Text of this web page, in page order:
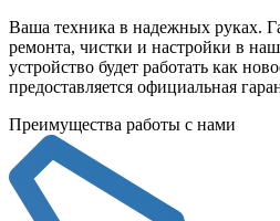
Ваша техника в надежных руках.
ремонта, чистки и настройки в
устройство будет работать как
предоставляется официальная
Преимущества работы с нами